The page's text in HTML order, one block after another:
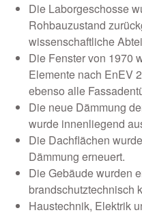
Die Laborgeschosse
Rohbauzustand
wissenschaftliche
Die Fenster von 1970
Elemente nach EnEV
ebenso alle
Die neue Dämmung
wurde innenliegend
Die Dachflächen
Dämmung erneuert.
Die Gebäude wurden
brandschutztechnisch
Haustechnik, Elektrik